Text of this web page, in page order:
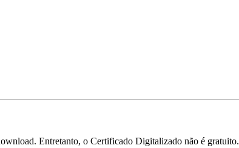
Entretanto, o Certificado Digitalizado não é gratuito.